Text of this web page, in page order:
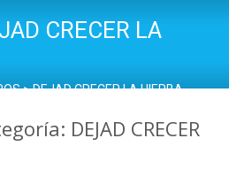
CRECER LA
>DEJAD CRECER LA HIERBA
DEJAD CRECER